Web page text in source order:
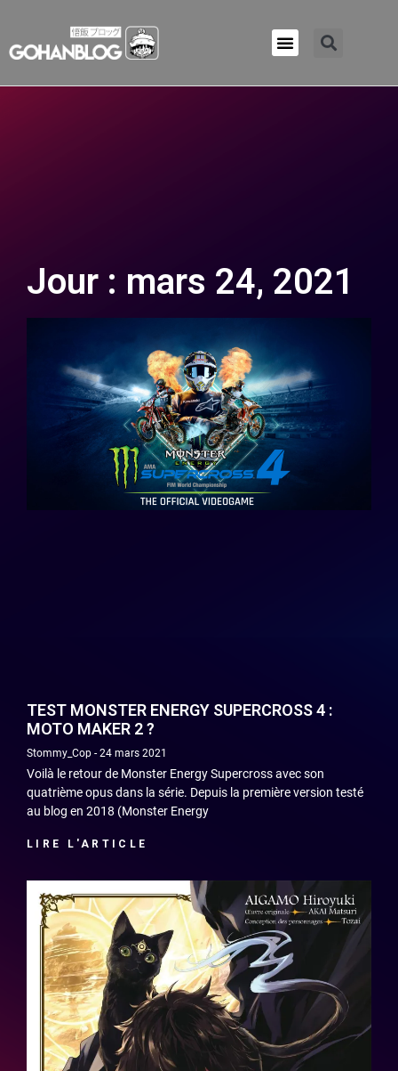
Jour : mars 24, 2021
TEST MONSTER ENERGY SUPERCROSS 4 :
MOTO MAKER 2 ?
Stommy_Cop 24 mars 2021
Voilà le retour de Monster Energy Supercross avec son
quatrième opus dans la série. Depuis la première version testé
au blog en 2018 (Monster Energy
LIRE L'ARTICLE